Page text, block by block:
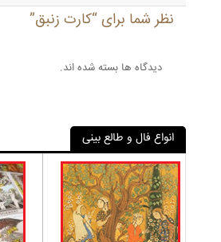
نظر شما برای “کارت زنبق”
دیدگاه ها بسته شده اند.
انواع فال و طالع بینی